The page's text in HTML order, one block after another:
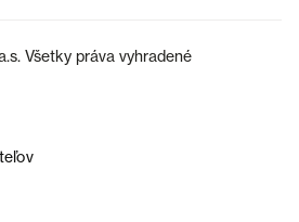
Všetky práva vyhradené